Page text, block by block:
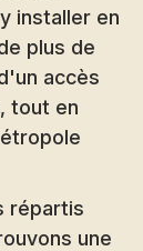
installer en
plus de
accès
tout en
répartis
une